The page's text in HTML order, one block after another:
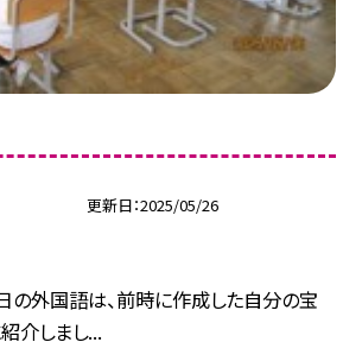
更新日 2025/05/26
日の外国語は、前時に作成した自分の宝
介しまし...